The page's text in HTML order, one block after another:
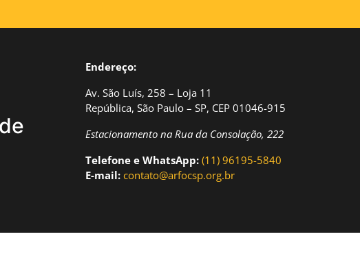
Endereço:
Av. São Luís, 258 – Loja 11
República, São Paulo – SP, CEP 01046-915
Estacionamento na Rua da Consolação, 222
Telefone e WhatsApp: (11) 96195-5840
E-mail: contato@arfocsp.org.br